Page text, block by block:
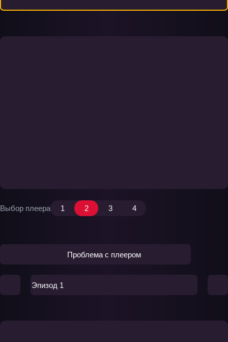
Выбор плеера 1 2 3 4
Проблема с плеером
Эпизод 1